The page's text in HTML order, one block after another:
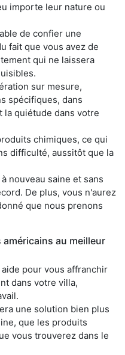
importe leur nature ou
de confier une
fait que vous avez de
qui ne laissera
sur mesure,
spécifiques, dans
la quiétude dans votre
chimiques, ce qui
difficulté, aussitôt que la
nouveau saine et sans
De plus, vous n'aurez
que nous prenons
au meilleur
pour vous affranchir
dans votre villa,
une solution bien plus
que les produits
vous trouverez dans le